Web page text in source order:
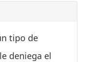
tipo de
deniega el